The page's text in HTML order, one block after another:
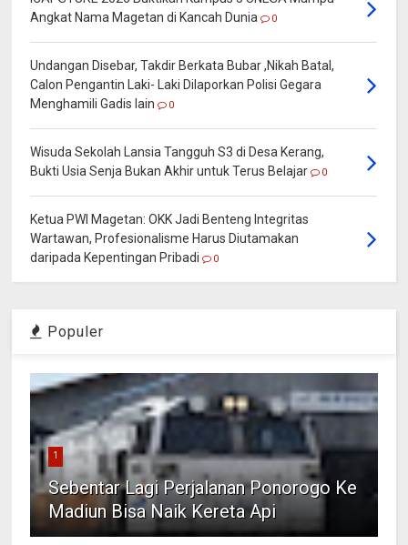
Angkat Nama Magetan di Kancah Dunia
0
Undangan Disebar, Takdir Berkata Bubar ,Nikah Batal,
Calon Pengantin Laki- Laki Dilaporkan Polisi Gegara
Menghamili Gadis lain
0
Wisuda Sekolah Lansia Tangguh S3 di Desa Kerang,
Bukti Usia Senja Bukan Akhir untuk Terus Belajar
0
Ketua PWI Magetan: OKK Jadi Benteng Integritas
Wartawan, Profesionalisme Harus Diutamakan
daripada Kepentingan Pribadi
0
Populer
1
Sebentar Lagi Perjalanan Ponorogo Ke
Madiun Bisa Naik Kereta Api